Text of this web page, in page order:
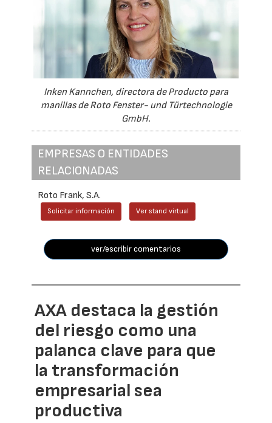
Inken Kannchen, directora de Producto para
manillas de Roto Fenster- und Türtechnologie
GmbH.
EMPRESAS O ENTIDADES
RELACIONADAS
Roto Frank, S.A.
Solicitar información Ver stand virtual
ver/escribir comentarios
AXA destaca la gestión
del riesgo como una
palanca clave para que
la transformación
empresarial sea
productiva